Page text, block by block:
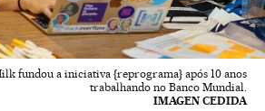
fundou a iniciativa {reprograma} após 10 anos
trabalhando no Banco Mundial.
IMAGEN CEDIDA